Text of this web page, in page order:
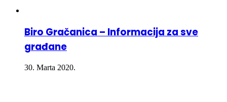
Biro Gračanica – Informacija za sve
građane
30. Marta 2020.